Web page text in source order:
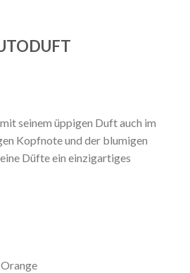
seinem üppigen Duft auch im
Kopfnote und der blumigen
Düfte ein einzigartiges